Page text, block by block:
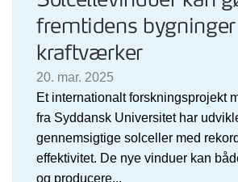
fremtidens
kraftværker
20. mar. 2025
Et internationalt forskningsprojekt
fra Syddansk Universitet har
gennemsigtige solceller med
effektivitet. De nye vinduer kan
og producere...